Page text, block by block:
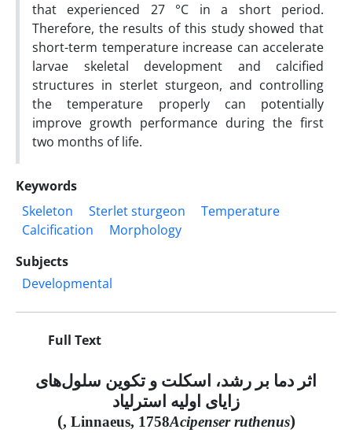
that experienced 27 °C in a short period.
Therefore, the results of this study showed that
short-term temperature increase can accelerate
larvae skeletal development and calcified
structures in sterlet sturgeon, and controlling
the temperature properly can potentially
improve growth performance during the first
two months of life.
Keywords
Skeleton
Sterlet sturgeon
Temperature
Calcification
Morphology
Subjects
Developmental
Full Text
اثر دما بر رشد، اسکلت و تکوین سلول‌های
زایای اولیه استرلیاد
(
Acipenser ruthenus
, Linnaeus, 1758
)